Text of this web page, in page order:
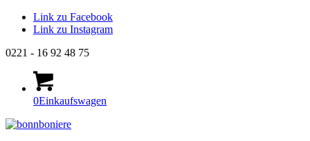
Link zu Facebook
Link zu Instagram
0221 - 16 92 48 75
0Einkaufswagen